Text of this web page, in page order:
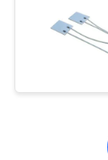
de